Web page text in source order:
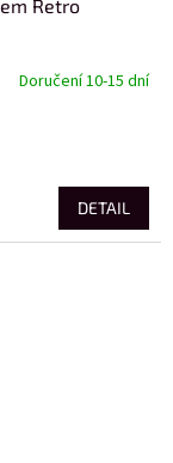
Retro
Doručení 10-15 dní
DETAIL